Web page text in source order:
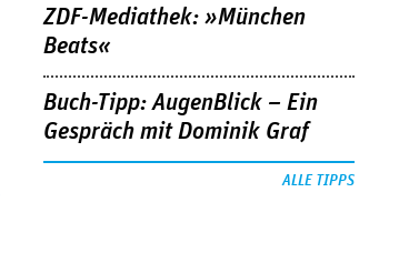
ZDF-Mediathek: »München
Beats«
Buch-Tipp: AugenBlick – Ein
Gespräch mit Dominik Graf
ALLE TIPPS